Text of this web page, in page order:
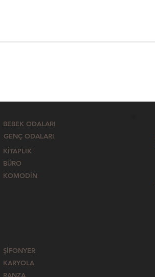
BEBEK ODALARI
GENÇ ODALARI
KİTAPLIK
BÜRO
KOMODİN
ŞİFONYER
KARYOLA
RANZA